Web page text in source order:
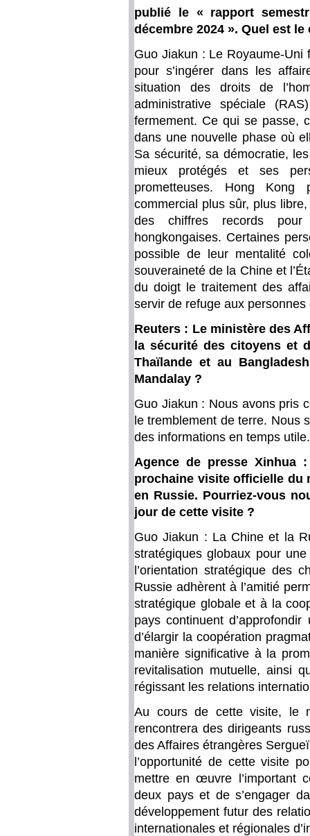
publié le « rapport
décembre 2024 ». Quel est
Guo Jiakun : Le Royaume-
pour s’ingérer dans les
situation des droits de
administrative spéciale
fermement. Ce qui se passe,
dans une nouvelle phase où
Sa sécurité, sa démocratie,
mieux protégés et ses
prometteuses. Hong Kong
commercial plus sûr, plus
des chiffres records pour
hongkongaises. Certaines
possible de leur mentalité
souveraineté de la Chine et
du doigt le traitement des
servir de refuge aux
Reuters : Le ministère des
la sécurité des citoyens et
Thaïlande et au
Mandalay ?
Guo Jiakun : Nous avons pris
le tremblement de terre. Nous
des informations en temps utile.
Agence de presse Xinhua
prochaine visite officielle du
en Russie. Pourriez-vous
jour de cette visite ?
Guo Jiakun : La Chine et la
stratégiques globaux pour
l’orientation stratégique des
Russie adhèrent à l’amitié
stratégique globale et à la
pays continuent
d’élargir la coopération
manière significative à la
revitalisation mutuelle, ainsi
régissant les relations
Au cours de cette visite, le
rencontrera des dirigeants
des Affaires étrangères
l’opportunité de cette visite
mettre en œuvre l’important
deux pays et de s’engager
développement futur des
internationales et régionales